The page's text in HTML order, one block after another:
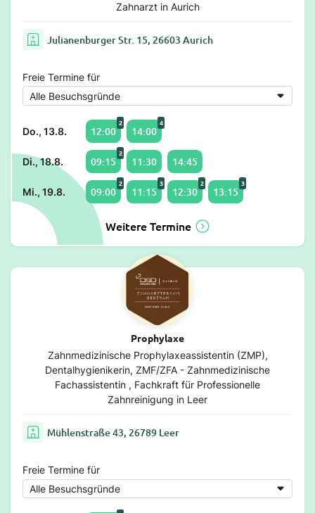
Zahnarzt in Aurich
Julianenburger Str. 15, 26603 Aurich
Freie Termine für
Do., 13.8. 12:00
2
14:00
4
Di., 18.8. 09:15
2
11:30 14:45
Mi., 19.8. 09:00
2
11:15
3
12:30
2
13:15
3
Weitere Termine
Prophylaxe
Zahnmedizinische Prophylaxeassistentin (ZMP),
Dentalhygienikerin, ZMF/ZFA - Zahnmedizinische
Fachassistentin , Fachkraft für Professionelle
Zahnreinigung in Leer
Mühlenstraße 43, 26789 Leer
Freie Termine für